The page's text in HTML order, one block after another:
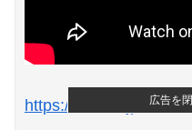
https://amass.jp/ 広告を